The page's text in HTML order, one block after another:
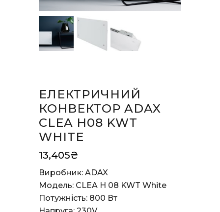
ЕЛЕКТРИЧНИЙ
КОНВЕКТОР ADAX
CLEA H08 KWT
WHITE
13,405₴
Виробник: ADAX
Модель: CLEA H 08 KWT White
Потужність: 800 Вт